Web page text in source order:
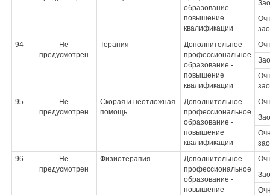
образование -
повышение
квалификации
94
Не
предусмотрен
Терапия
Дополнительное
профессиональное
образование -
повышение
квалификации
95
Не
предусмотрен
Скорая и неотложная
помощь
Дополнительное
профессиональное
образование -
повышение
квалификации
96
Не
предусмотрен
Физиотерапия
Дополнительное
профессиональное
образование -
повышение